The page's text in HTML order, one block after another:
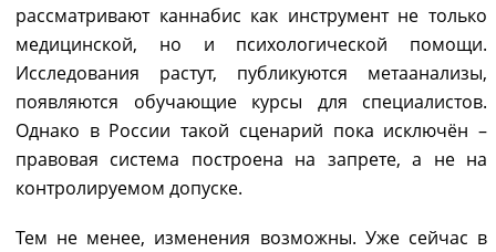
рассматривают каннабис как инструмент не только
медицинской, но и психологической помощи.
Исследования растут, публикуются метаанализы,
появляются обучающие курсы для специалистов.
Однако в России такой сценарий пока исключён –
правовая система построена на запрете, а не на
контролируемом допуске.
Тем не менее, изменения возможны. Уже сейчас в